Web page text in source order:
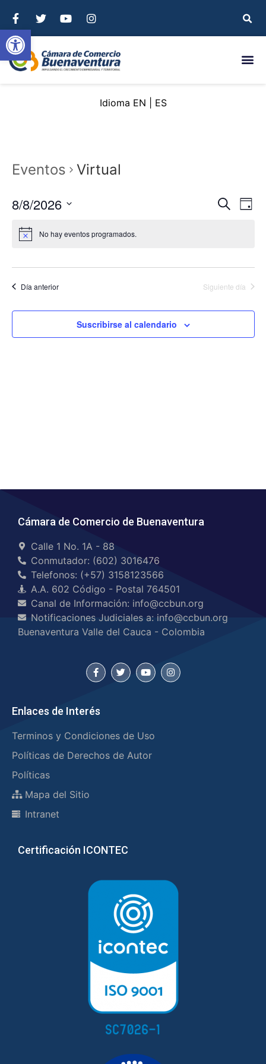
Abrir barra de herramientas
EN ES
Eventos Virtual
y
de
Buscar
de
Day
8/8/2026
fecha.
No hay eventos programados.
Día anterior Siguiente día
Suscribirse al calendario
Certificación ICONTEC
Enlaces de Interés
Terminos y Condiciones de Uso
Políticas de Derechos de Autor
Políticas
Mapa del Sitio
Intranet
Cámara de Comercio de Buenaventura
Calle 1 No. 1A - 88
Conmutador: (602) 3016476
Telefonos: (+57) 3158123566
A.A. 602 Código - Postal 764501
Canal de Información: info@ccbun.org
Notificaciones Judiciales a: info@ccbun.org
Buenaventura Valle del Cauca - Colombia